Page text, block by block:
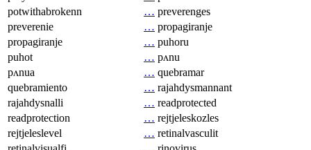
potwithabrokenn
… preverenges
preverenie
… propagiranje
propagiranje
… puhoru
puhot
… pʌnu
pʌnua
… quebramar
quebramiento
… rajahdysmannant
rajahdysnalli
… readprotected
readprotection
… rejtjeleskozles
rejtjeleslevel
… retinalvasculit